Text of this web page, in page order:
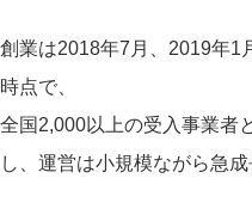
創業は2018年7月、2019年1
時点で、
全国2,000以上の受入事業者
し、運営は小規模ながら急成